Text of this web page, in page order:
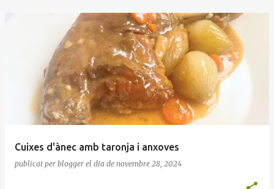
Cuixes d'ànec amb taronja i anxoves
publicat per blogger el dia de novembre 28, 2024